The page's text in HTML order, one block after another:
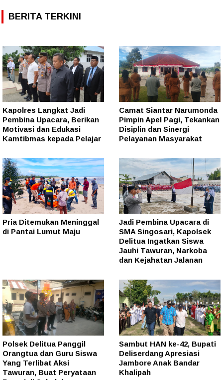
BERITA TERKINI
Kapolres Langkat Jadi
Pembina Upacara, Berikan
Motivasi dan Edukasi
Kamtibmas kepada Pelajar
Camat Siantar Narumonda
Pimpin Apel Pagi, Tekankan
Disiplin dan Sinergi
Pelayanan Masyarakat
Pria Ditemukan Meninggal
di Pantai Lumut Maju
Jadi Pembina Upacara di
SMA Singosari, Kapolsek
Delitua Ingatkan Siswa
Jauhi Tawuran, Narkoba
dan Kejahatan Jalanan
Polsek Delitua Panggil
Orangtua dan Guru Siswa
Yang Terlibat Aksi
Tawuran, Buat Peryataan
Sambut HAN ke-42, Bupati
Deliserdang Apresiasi
Jambore Anak Bandar
Khalipah